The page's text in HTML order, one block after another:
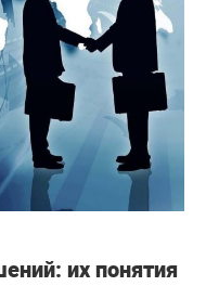
их понятия